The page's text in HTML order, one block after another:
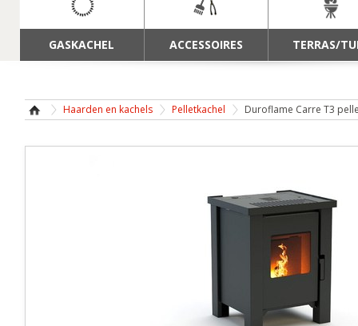
GASKACHEL ACCESSOIRES TERRAS/
Haarden en kachels Pelletkachel Duroflame Carre T3